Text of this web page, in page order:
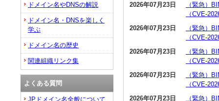
2026年07月23日
（緊急）
（CVE-
2026年07月23日
（緊急）
（CVE-
2026年07月23日
（緊急）
（CVE-
2026年07月23日
（緊急）
（CVE-
2026年07月23日
（緊急）
ドメイン名やDNSの解説
ドメイン名・DNSを楽しく
学ぶ
ドメイン名の歴史
関連組織リンク集
よくある質問
JPドメイン名全般について